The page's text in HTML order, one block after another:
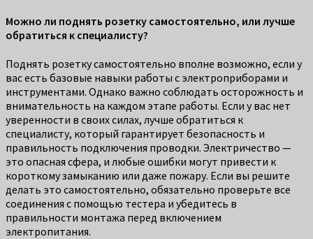
Можно ли поднять розетку самостоятельно, или лучше
обратиться к специалисту?
Поднять розетку самостоятельно вполне возможно, если у
вас есть базовые навыки работы с электроприборами и
инструментами. Однако важно соблюдать осторожность и
внимательность на каждом этапе работы. Если у вас нет
уверенности в своих силах, лучше обратиться к
специалисту, который гарантирует безопасность и
правильность подключения проводки. Электричество —
это опасная сфера, и любые ошибки могут привести к
короткому замыканию или даже пожару. Если вы решите
делать это самостоятельно, обязательно проверьте все
соединения с помощью тестера и убедитесь в
правильности монтажа перед включением
электропитания.